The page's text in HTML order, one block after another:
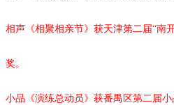
相声《相聚相亲节》获天津第二届“南
奖。
小品《演练总动员》获番禺区第二届小